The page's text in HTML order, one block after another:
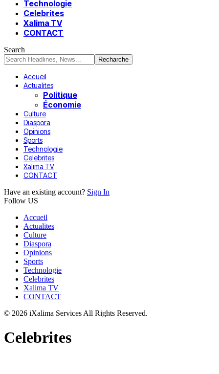
Technologie
Celebrites
Xalima TV
CONTACT
Search
Accueil
Actualites
Politique
Économie
Culture
Diaspora
Opinions
Sports
Technologie
Celebrites
Xalima TV
CONTACT
Have an existing account? Sign In
Follow US
Accueil
Actualites
Culture
Diaspora
Opinions
Sports
Technologie
Celebrites
Xalima TV
CONTACT
© 2026 iXalima Services All Rights Reserved.
Celebrites